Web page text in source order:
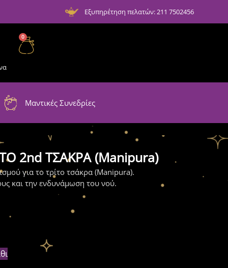
Εξυπηρέτηση πελατών: 211 7502456
0
Μαντικές Συνεδρίες
2nd ΤΣΑΚΡΑ (Manipura)
για το τρίτο τσάκρα (Manipura).
και την ενδυνάμωση του νού.